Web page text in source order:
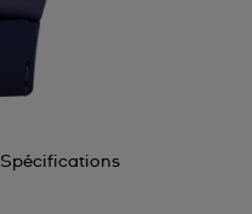
Spécifications